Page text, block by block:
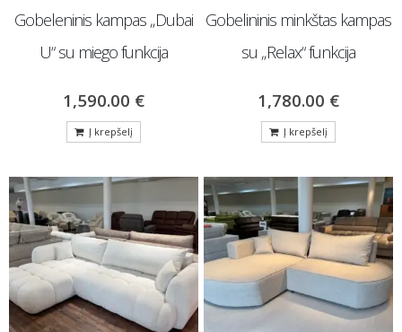
Gobeleninis kampas „Dubai
U“ su miego funkcija
1,590.00 €
Į krepšelį
Gobelininis minkštas kampas
su „Relax“ funkcija
1,780.00 €
Į krepšelį